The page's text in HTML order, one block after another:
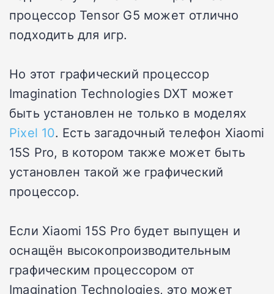
процессор Tensor G5 может отлично
подходить для игр.
Но этот графический процессор
Imagination Technologies DXT может
быть установлен не только в моделях
Pixel 10. Есть загадочный телефон Xiaomi
15S Pro, в котором также может быть
установлен такой же графический
процессор.
Если Xiaomi 15S Pro будет выпущен и
оснащён высокопроизводительным
графическим процессором от
Imagination Technologies, это может